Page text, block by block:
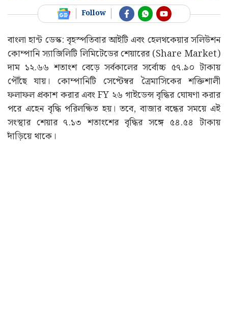
Follow
বাংলা হান্ট ডেস্ক: বৃহস্পতিবার আইটি এবং হেলথকেয়ার সলিউশন
কোম্পানি স্যাজিলিটি লিমিটেডের শেয়ারের (Share Market)
দাম ১২.৬৬ শতাংশ বেড়ে সর্বকালের সর্বোচ্চ ৫৭.৯০ টাকায়
পৌঁছে যায়। কোম্পানিটি সেপ্টেম্বর ত্রৈমাসিকের শক্তিশালী
ফলাফল প্রকাশ করার এবং FY ২৬ গাইডেন্স বৃদ্ধির ঘোষণা করার
পরে এহেন বৃদ্ধি পরিলক্ষিত হয়। তবে, বাজার বন্ধের সময়ে এই
সংস্থার শেয়ার ৭.১৩ শতাংশের বৃদ্ধির সঙ্গে ৫৪.৫৪ টাকায়
দাঁড়িয়ে থাকে।